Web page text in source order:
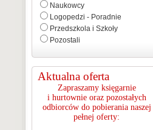
Naukowcy
Logopedzi - Poradnie
Przedszkola i Szkoły
Pozostali
Aktualna oferta
Zapraszamy księgarnie
i hurtownie oraz pozostałych
odbiorców do pobierania naszej
pełnej oferty: